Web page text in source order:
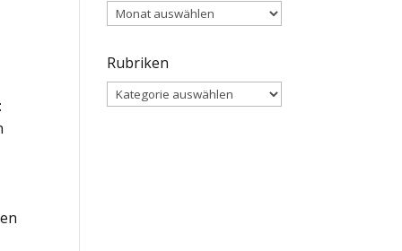
Archiv
Rubriken
Rubriken